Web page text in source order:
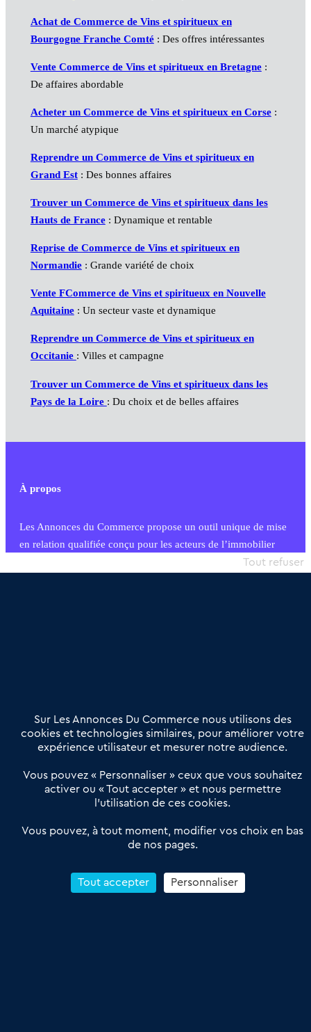
Achat de Commerce de Vins et spiritueux en
Bourgogne Franche Comté : Des offres intéressantes
Vente Commerce de Vins et spiritueux en Bretagne :
De affaires abordable
Acheter un Commerce de Vins et spiritueux en Corse :
Un marché atypique
Reprendre un Commerce de Vins et spiritueux en
Grand Est : Des bonnes affaires
Trouver un Commerce de Vins et spiritueux dans les
Hauts de France : Dynamique et rentable
Reprise de Commerce de Vins et spiritueux en
Normandie : Grande variété de choix
Vente FCommerce de Vins et spiritueux en Nouvelle
Aquitaine: Un secteur vaste et dynamique
Reprendre un Commerce de Vins et spiritueux en
Occitanie : Villes et campagne
Trouver un Commerce de Vins et spiritueux dans les
Pays de la Loire : Du choix et de belles affaires
À propos
Les Annonces du Commerce propose un outil unique de mise
en relation qualifiée conçu pour les acteurs de l’immobilier
commercial et les collectivités territoriales, simple et intégrant
Offres Pro
Actualités
Qui sommes nous ?
Derniers articles
Réseau 3C : un partenaire national dédié aux transactions
Petitscommerces : Un partenariat au service du commerce de
proximité et des territoires
Reprendre un Restaurant Rapide
Sur Les Annonces Du Commerce nous utilisons des
cookies et technologies similaires, pour améliorer votre
expérience utilisateur et mesurer notre audience.
Vous pouvez « Personnaliser » ceux que vous souhaitez
activer ou « Tout accepter » et nous permettre
l’utilisation de ces cookies.
Vous pouvez, à tout moment, modifier vos choix en bas
de nos pages.
Tout accepter
Tout refuser
Personnaliser